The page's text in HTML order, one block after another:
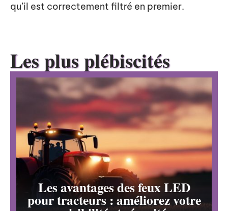
qu’il est correctement filtré en premier.
Les plus plébiscités
Les avantages des feux LED
pour tracteurs : améliorez votre